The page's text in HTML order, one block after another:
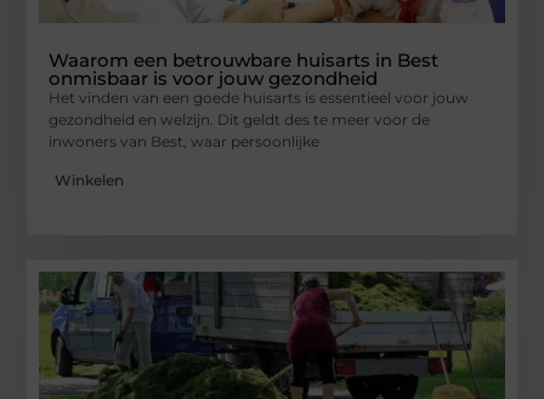
Waarom een betrouwbare huisarts in Best
onmisbaar is voor jouw gezondheid
Het vinden van een goede huisarts is essentieel voor jouw
gezondheid en welzijn. Dit geldt des te meer voor de
inwoners van Best, waar persoonlijke
Winkelen